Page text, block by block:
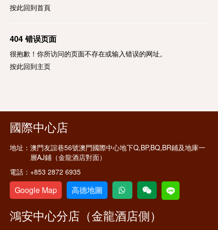
按此回到首頁
404 错误页面
很抱歉！你所访问的页面不存在或输入错误的网址。
按此回到主页
國際中心店
地址： 澳門友誼巷56號澳門國際中心地下Q,BP,BQ,BR鋪及地庫一
層AJ鋪（金龍酒店對面）
電話： +853 2872 6935
Google Map 高德地圖
鴻安中心分店（金龍酒店側）